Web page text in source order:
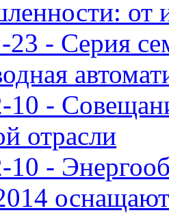
от
23 - Серия
10 -
отрасли
10 -